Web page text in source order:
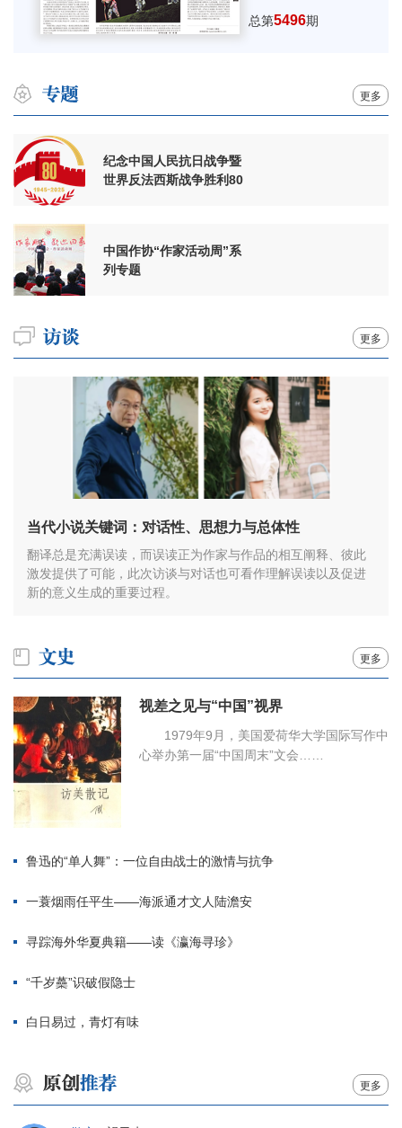
总第5496期
更多
纪念中国人民抗日战争暨
世界反法西斯战争胜利80
中国作协“作家活动周”系
列专题
更多
当代小说关键词：对话性、思想力与总体性
翻译总是充满误读，而误读正为作家与作品的相互阐释、彼此
激发提供了可能，此次访谈与对话也可看作理解误读以及促进
新的意义生成的重要过程。
更多
视差之见与“中国”视界
1979年9月，美国爱荷华大学国际写作中
心举办第一届“中国周末”文会……
鲁迅的“单人舞”：一位自由战士的激情与抗争
一蓑烟雨任平生——海派通才文人陆澹安
寻踪海外华夏典籍——读《瀛海寻珍》
“千岁蘽”识破假隐士
白日易过，青灯有味
更多